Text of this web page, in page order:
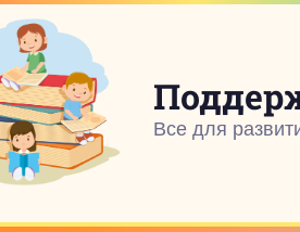
Все для